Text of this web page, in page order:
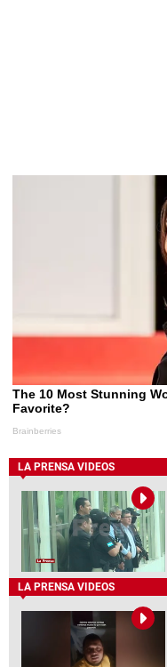
LA PRENSA VIDEOS
LA PRENSA VIDEOS